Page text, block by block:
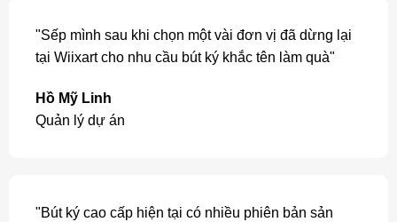
"Sếp mình sau khi chọn một vài đơn vị đã dừng lại
tại Wiixart cho nhu cầu bút ký khắc tên làm quà"
Hồ Mỹ Linh
Quản lý dự án
"Bút ký cao cấp hiện tại có nhiều phiên bản sản